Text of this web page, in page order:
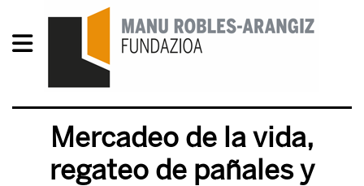
Mercadeo de la vida,
regateo de pañales y